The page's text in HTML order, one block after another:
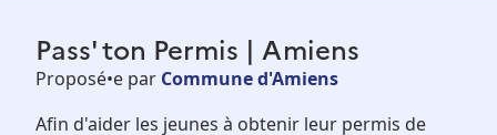
Pass' ton Permis | Amiens
Proposé•e par Commune d'Amiens
Afin d'aider les jeunes à obtenir leur permis de